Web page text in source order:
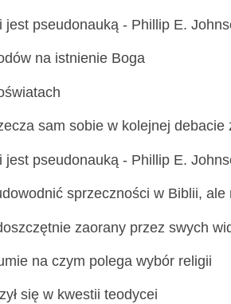
pseudonauką - Phillip E.
na istnienie Boga
sam sobie w kolejnej
pseudonauką - Phillip E.
sprzeczności w Biblii, ale
zaorany przez swych
na czym polega wybór religii
się w kwestii teodycei